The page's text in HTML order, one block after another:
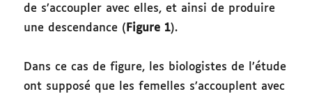
de s’accoupler avec elles, et ainsi de produire
une descendance (Figure 1).
Dans ce cas de figure, les biologistes de l’étude
ont supposé que les femelles s’accouplent avec